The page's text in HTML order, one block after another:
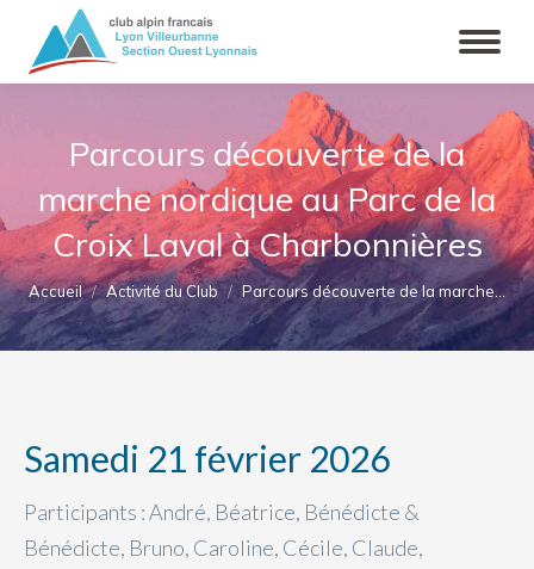
Parcours découverte de la
marche nordique au Parc de la
Croix Laval à Charbonnières
Vous êtes ici :
Accueil Activité du Club Parcours découverte de la marche…
Samedi 21 février 2026
Participants : André, Béatrice, Bénédicte &
Bénédicte, Bruno, Caroline, Cécile, Claude,